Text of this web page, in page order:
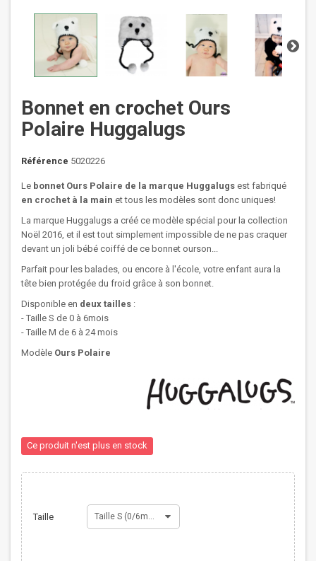
Bonnet en crochet Ours
Polaire Huggalugs
Référence 5020226
Le bonnet Ours Polaire de la marque Huggalugs est fabriqué
en crochet à la main et tous les modèles sont donc uniques!
La marque Huggalugs a créé ce modèle spécial pour la collection
Noël 2016, et il est tout simplement impossible de ne pas craquer
devant un joli bébé coiffé de ce bonnet ourson...
Parfait pour les balades, ou encore à l'école, votre enfant aura la
tête bien protégée du froid grâce à son bonnet.
Disponible en deux tailles :
- Taille S de 0 à 6mois
- Taille M de 6 à 24 mois
Modèle Ours Polaire
Ce produit n'est plus en stock
Taille Taille S (0/6mois)